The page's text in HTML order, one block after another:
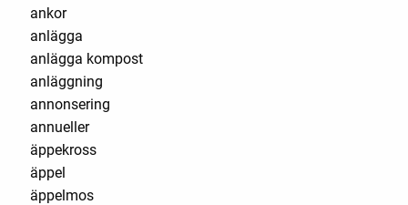
ankor
anlägga
anlägga kompost
anläggning
annonsering
annueller
äppekross
äppel
äppelmos